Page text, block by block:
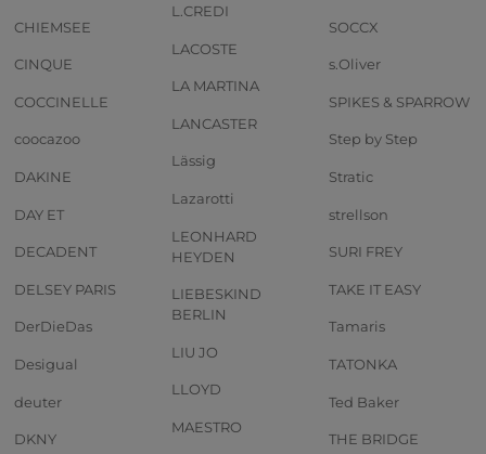
CHIEMSEE
CINQUE
COCCINELLE
coocazoo
DAKINE
DAY ET
DECADENT
DELSEY PARIS
DerDieDas
Desigual
deuter
DKNY
L.CREDI
LACOSTE
LA MARTINA
LANCASTER
Lässig
Lazarotti
LEONHARD
HEYDEN
LIEBESKIND
BERLIN
LIU JO
LLOYD
MAESTRO
SOCCX
s.Oliver
SPIKES & SPARROW
Step by Step
Stratic
strellson
SURI FREY
TAKE IT EASY
Tamaris
TATONKA
Ted Baker
THE BRIDGE